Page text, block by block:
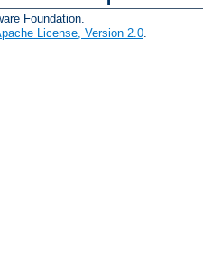
Foundation.
License, Version 2.0.